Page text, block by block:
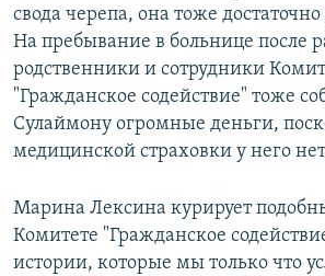
свода черепа, она тоже
На пребывание в больнице после
родственники и сотрудники
"Гражданское содействие" тоже
Сулаймону огромные деньги,
медицинской страховки у него
Марина Лексина курирует
Комитете "Гражданское
истории, которые мы только что